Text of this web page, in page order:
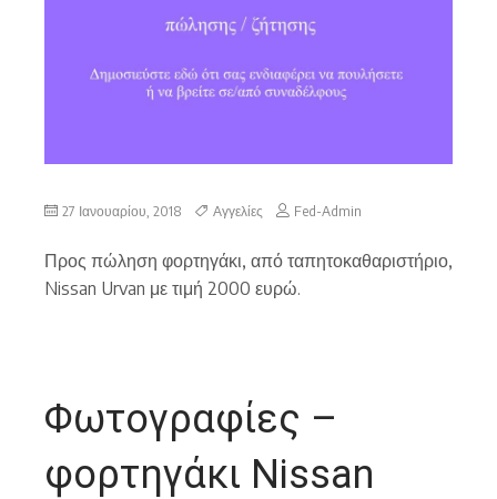
27 Ιανουαρίου, 2018 Αγγελίες Fed-Admin
Προς πώληση φορτηγάκι, από ταπητοκαθαριστήριο,
Nissan Urvan με τιμή 2000 ευρώ.
Φωτογραφίες –
φορτηγάκι Nissan